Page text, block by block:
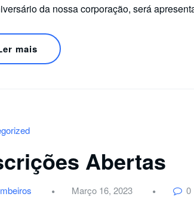
da nossa corporação, será
mais
Abertas
Março 16, 2023 0